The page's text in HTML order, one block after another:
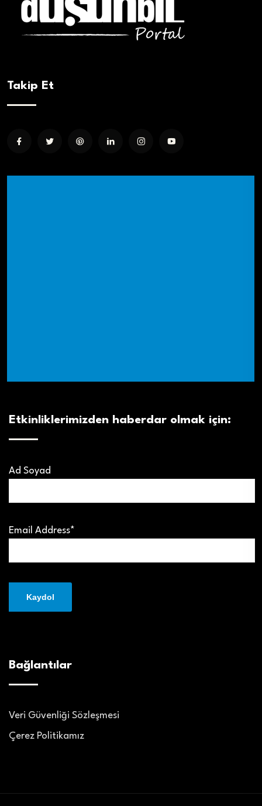
Takip Et
Etkinliklerimizden haberdar olmak için:
Ad Soyad
Email Address*
Bağlantılar
Veri Güvenliği Sözleşmesi
Çerez Politikamız